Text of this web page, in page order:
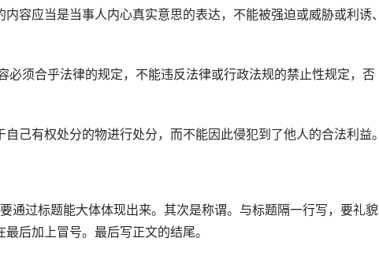
应当是当事人内心真实意思的表达，不能被强迫或威胁或利诱、
须合乎法律的规定，不能违反法律或行政法规的禁止性规定，否
有权处分的物进行处分，而不能因此侵犯到了他人的合法利益。
过标题能大体体现出来。其次是称谓。与标题隔一行写，要礼貌
后加上冒号。最后写正文的结尾。